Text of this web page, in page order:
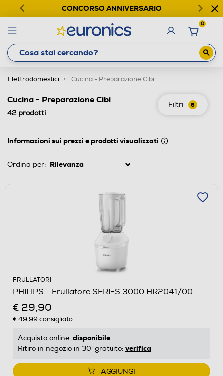
CONCORSO ANNIVERSARIO
0
Elettrodomestici Cucina - Preparazione Cibi
Filtri 6
Cucina - Preparazione Cibi
42prodotti
Informazioni sui prezzi e prodotti visualizzati
Ordina per:
FRULLATORI
PHILIPS - Frullatore SERIES 3000 HR2041/00
€ 29,90
€ 49,99 consigliato
Acquisto online: disponibile
Ritiro in negozio in 30' gratuito: verifica
AGGIUNGI